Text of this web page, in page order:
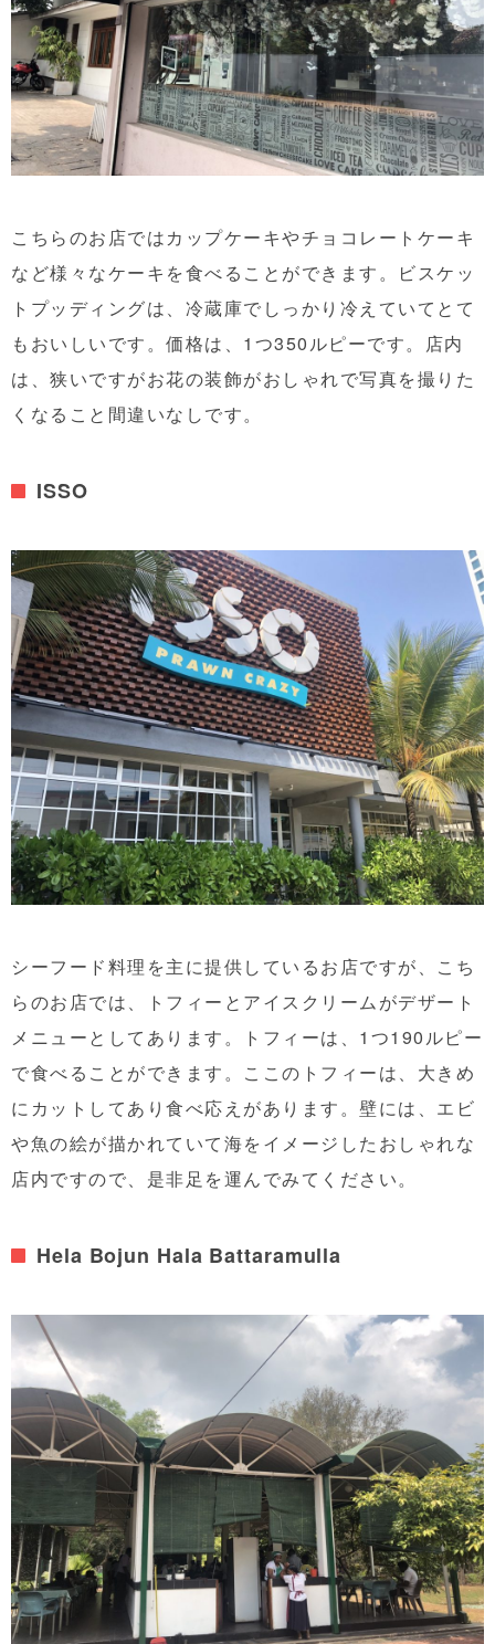
こちらのお店ではカップケーキやチョコレートケーキ
など様々なケーキを食べることができます。ビスケッ
トプッディングは、冷蔵庫でしっかり冷えていてとて
もおいしいです。価格は、1つ350ルピーです。店内
は、狭いですがお花の装飾がおしゃれで写真を撮りた
くなること間違いなしです。
ISSO
シーフード料理を主に提供しているお店ですが、こち
らのお店では、トフィーとアイスクリームがデザート
メニューとしてあります。トフィーは、1つ190ルピー
で食べることができます。ここのトフィーは、大きめ
にカットしてあり食べ応えがあります。壁には、エビ
や魚の絵が描かれていて海をイメージしたおしゃれな
店内ですので、是非足を運んでみてください。
Hela Bojun Hala Battaramulla